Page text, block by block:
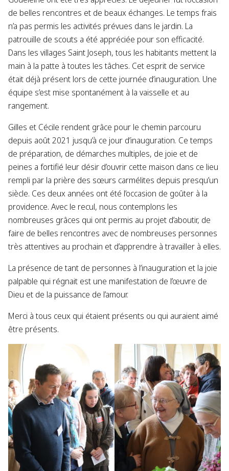
de belles rencontres et de beaux échanges. Le temps frais
n’a pas permis les activités prévues dans le jardin. La
patrouille de scouts a été appréciée pour son efficacité.
Dans les villages Saint Joseph, tous les habitants mettent la
main à la patte à toutes les tâches. Cet esprit de service
était déjà présent lors de cette journée d’inauguration. Une
équipe s’est mise spontanément à la vaisselle et au
rangement.
Gilles et Cécile rendent grâce pour le chemin parcouru
depuis août 2021 jusqu’à ce jour d’inauguration. Ce temps
de préparation, de démarches multiples, de joie et de
peines a fortifié leur désir d’ouvrir cette maison dans ce lieu
rempli par la prière des sœurs carmélites depuis presqu’un
siècle. Ces deux années ont été l’occasion de goûter à la
providence. Avec le recul, nous contemplons les
nombreuses grâces qui ont permis au projet d’aboutir, de
faire de belles rencontres avec de nombreuses personnes
très attentives au prochain et d’apprendre à travailler à elles.
La présence de tant de personnes à l’inauguration et la joie
palpable qui régnait est une manifestation de l’œuvre de
Dieu et de la puissance de l’amour.
Merci à tous ceux qui étaient présents ou qui auraient aimé
être présents.